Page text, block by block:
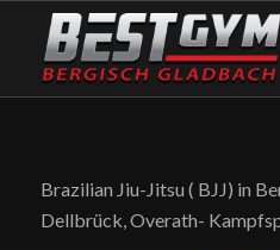
Brazilian Jiu-Jitsu ( BJJ) in
Dellbrück, Overath-